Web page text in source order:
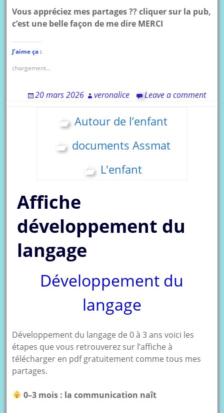
Vous appréciez mes partages ?? cliquer sur la pub,
c’est une belle façon de me dire MERCI
J’aime ça :
chargement…
20 mars 2026 veronalice Leave a comment
Autour de l’enfant
documents Assmat
L'enfant
Affiche
développement du
langage
Développement du
langage
Développement du langage de 0 à 3 ans voici les
étapes que vous retrouverez sur l’affiche à
télécharger en pdf gratuitement comme tous mes
partages.
0–3 mois : la communication naît